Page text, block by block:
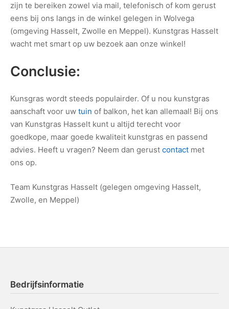
zijn te bereiken zowel via mail, telefonisch of kom gerust
eens bij ons langs in de winkel gelegen in Wolvega
(omgeving Hasselt, Zwolle en Meppel). Kunstgras Hasselt
wacht met smart op uw bezoek aan onze winkel!
Conclusie:
Kunsgras wordt steeds populairder. Of u nou kunstgras
aanschaft voor uw tuin of balkon, het kan allemaal! Bij ons
van Kunstgras Hasselt kunt u altijd terecht voor
goedkope, maar goede kwaliteit kunstgras en passend
advies. Heeft u vragen? Neem dan gerust contact met
ons op.
Team Kunstgras Hasselt (gelegen omgeving Hasselt,
Zwolle, en Meppel)
Bedrijfsinformatie